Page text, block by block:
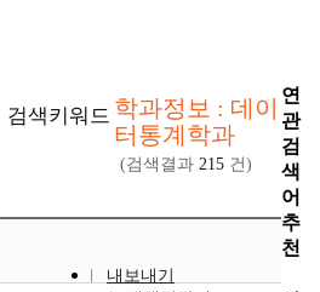
검색키워드 학과정보 : 데이
터통계학과
(검색결과 215 건)
내보내기
연
관
검
색
어
추
천